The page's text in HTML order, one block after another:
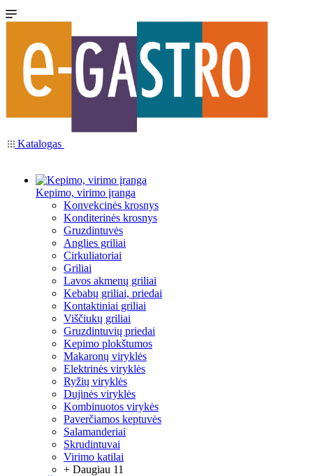
Katalogas
Kepimo, virimo įranga
Konvekcinės krosnys
Konditerinės krosnys
Gruzdintuvės
Anglies griliai
Cirkuliatoriai
Griliai
Lavos akmenų griliai
Kebabų griliai, priedai
Kontaktiniai griliai
Viščiukų griliai
Gruzdintuvių priedai
Kepimo plokštumos
Makaronų viryklės
Elektrinės viryklės
Ryžių viryklės
Dujinės viryklės
Kombinuotos virykės
Paverčiamos keptuvės
Salamanderiai
Skrudintuvai
Virimo katilai
+ Daugiau 11